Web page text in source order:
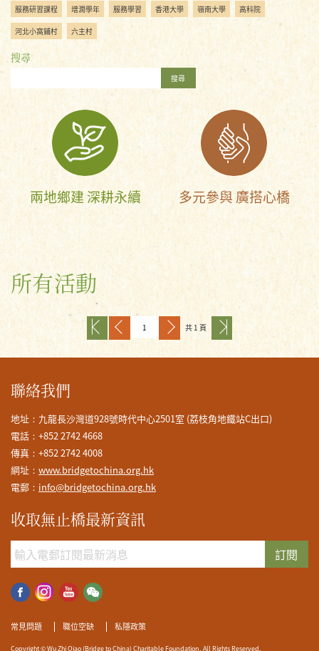
服務研習課程 增潤學年 服務學習 香港大學 嶺南大學 高科院
河北小窩鋪村 六主村
搜尋
搜尋
兩地鄉建 深耕永續 多元參與 廣搭心橋
所有活動
共 1 頁
聯絡我們
地址：九龍長沙灣道928號時代中心2501室 (荔枝角地鐵站C出口)
電話：+852 2742 4668
傳真：+852 2742 4008
網址： www.bridgetochina.org.hk
電郵： info@bridgetochina.org.hk
收取無止橋最新資訊
訂閱
常見問題 職位空缺 私隱政策
Copyright © Wu Zhi Qiao (Bridge to China) Charitable Foundation. All Rights Reserved.